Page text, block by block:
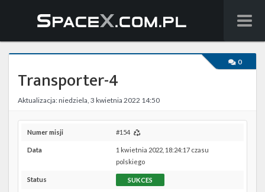
Wiadomości
Baza wiedzy
Starlink
Starship
0
Transporter-4
Aktualizacja: niedziela, 3 kwietnia 2022 14:50
Numer misji #154
Data
1 kwietnia 2022, 18:24:17 czasu
polskiego
Status SUKCES